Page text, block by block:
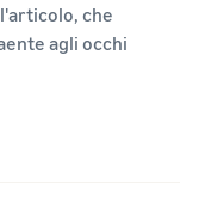
che
agli occhi